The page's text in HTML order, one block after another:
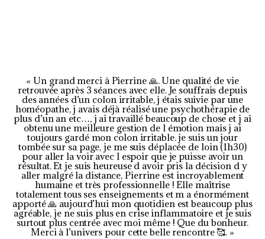
u
r
5
« Un grand merci à Pierrine 🙏. Une qualité de vie
retrouvée après 3 séances avec elle. Je souffrais depuis
des années d’un colon irritable, j étais suivie par une
homéopathe, j avais déjà réalisé une psychothérapie de
plus d’un an etc…, j ai travaillé beaucoup de chose et j ai
obtenu une meilleure gestion de l émotion mais j ai
toujours gardé mon colon irritable. je suis un jour
tombée sur sa page, je me suis déplacée de loin (1h30)
pour aller la voir avec l espoir que je puisse avoir un
résultat. Et je suis heureuse d avoir pris la décision d y
aller malgré la distance, Pierrine est incroyablement
humaine et très professionnelle ! Elle maîtrise
totalement tous ses enseignements et m a énormément
apporté 🙏 aujourd’hui mon quotidien est beaucoup plus
agréable, je ne suis plus en crise inflammatoire et je suis
surtout plus centrée avec moi même ! Que du bonheur.
Merci à l’univers pour cette belle rencontre 🥰. »